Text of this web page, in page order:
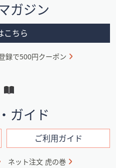
ガジン
こちら
録で500円クーポン
ガイド
ご利用ガイド
ネット注文 虎の巻